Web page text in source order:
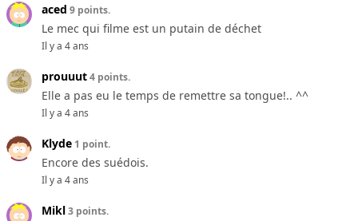
aced 9 points.
Le mec qui filme est un putain de déchet
Il y a 4 ans
prouuut4 points.
Elle a pas eu le temps de remettre sa tongue!.. ^^
Il y a 4 ans
Klyde 1 point.
Encore des suédois.
Il y a 4 ans
Mikl3 points.